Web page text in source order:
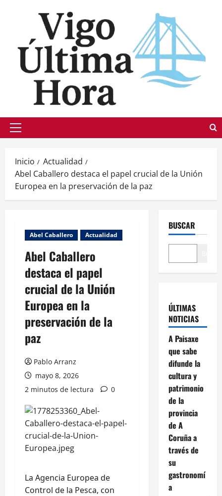
Menú
Inicio
Actualidad
Abel Caballero destaca el papel crucial de la Unión
Europea en la preservación de la paz
Abel Caballero Actualidad
Abel Caballero
destaca el papel
crucial de la Unión
Europea en la
preservación de la
paz
Pablo Arranz
mayo 8, 2026
2 minutos de lectura
0
La Agencia Europea de
Control de la Pesca, con
BUSCAR
ÚLTIMAS
NOTICIAS
A Paisaxe
que sabe
difunde la
cultura y
patrimonio
de la
provincia
de A
Coruña a
través de
su
gastronomí
a